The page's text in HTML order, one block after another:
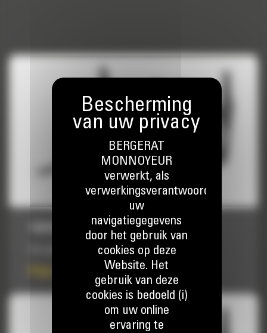
1829 MM (72″)
Voor gebruik in zware toepassingen.
Prijs op aanvraag
BERGERAT
MONNOYEUR
verwerkt, als
verwerkingsverantwoordelijke,
uw
navigatiegegevens
door het gebruik van
cookies op deze
Website. Het
gebruik van deze
cookies is bedoeld (i)
om uw online
ervaring te